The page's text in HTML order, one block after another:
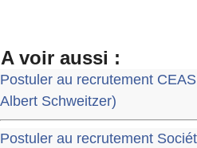
A voir aussi :
Postuler au recrutement
Albert Schweitzer)
Postuler au recrutement